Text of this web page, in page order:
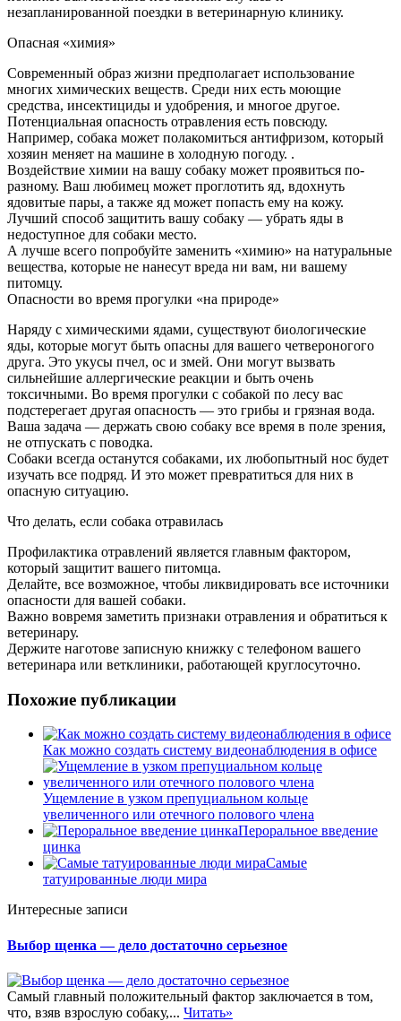
незапланированной поездки в ветеринарную клинику.
Опасная «химия»
Современный образ жизни предполагает использование
многих химических веществ. Среди них есть моющие
средства, инсектициды и удобрения, и многое другое.
Потенциальная опасность отравления есть повсюду.
Например, собака может полакомиться антифризом, который
хозяин меняет на машине в холодную погоду. .
Воздействие химии на вашу собаку может проявиться по-
разному. Ваш любимец может проглотить яд, вдохнуть
ядовитые пары, а также яд может попасть ему на кожу.
Лучший способ защитить вашу собаку — убрать яды в
недоступное для собаки место.
А лучше всего попробуйте заменить «химию» на натуральные
вещества, которые не нанесут вреда ни вам, ни вашему
питомцу.
Опасности во время прогулки «на природе»
Наряду с химическими ядами, существуют биологические
яды, которые могут быть опасны для вашего четвероногого
друга. Это укусы пчел, ос и змей. Они могут вызвать
сильнейшие аллергические реакции и быть очень
токсичными. Во время прогулки с собакой по лесу вас
подстерегает другая опасность — это грибы и грязная вода.
Ваша задача — держать свою собаку все время в поле зрения,
не отпускать с поводка.
Собаки всегда останутся собаками, их любопытный нос будет
изучать все подряд. И это может превратиться для них в
опасную ситуацию.
Что делать, если собака отравилась
Профилактика отравлений является главным фактором,
который защитит вашего питомца.
Делайте, все возможное, чтобы ликвидировать все источники
опасности для вашей собаки.
Важно вовремя заметить признаки отравления и обратиться к
ветеринару.
Держите наготове записную книжку с телефоном вашего
ветеринара или ветклиники, работающей круглосуточно.
Похожие публикации
Как можно создать систему видеонаблюдения в офисе
Ущемление в узком препуциальном кольце
увеличенного или отечного полового члена
Пероральное введение
цинка
Самые
татуированные люди мира
Интересные записи
Выбор щенка — дело достаточно серьезное
Самый главный положительный фактор заключается в том,
что, взяв взрослую собаку,... Читать»